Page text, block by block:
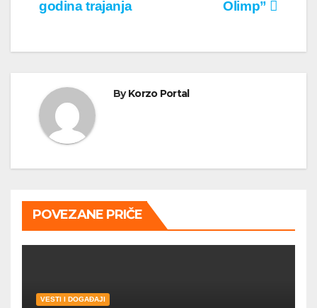
Olimp”
godina trajanja
ByKorzo Portal
POVEZANE PRIČE
VESTI I DOGAĐAJI